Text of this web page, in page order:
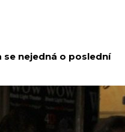
se nejedná o poslední